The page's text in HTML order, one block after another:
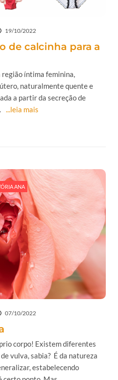
19/10/2022
de calcinha para a
região íntima feminina,
naturalmente quente e
a partir da secreção de
...leia mais
ANA
07/10/2022
corpo! Existem diferentes
vulva, sabia? É da natureza
estabelecendo